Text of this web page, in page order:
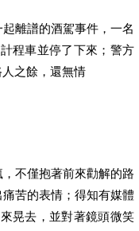
離譜的酒駕事件，一名
程車並停了下來；警方
之餘，還無情
不僅抱著前來勸解的路
苦的表情；得知有媒體
晃去，並對著鏡頭微笑